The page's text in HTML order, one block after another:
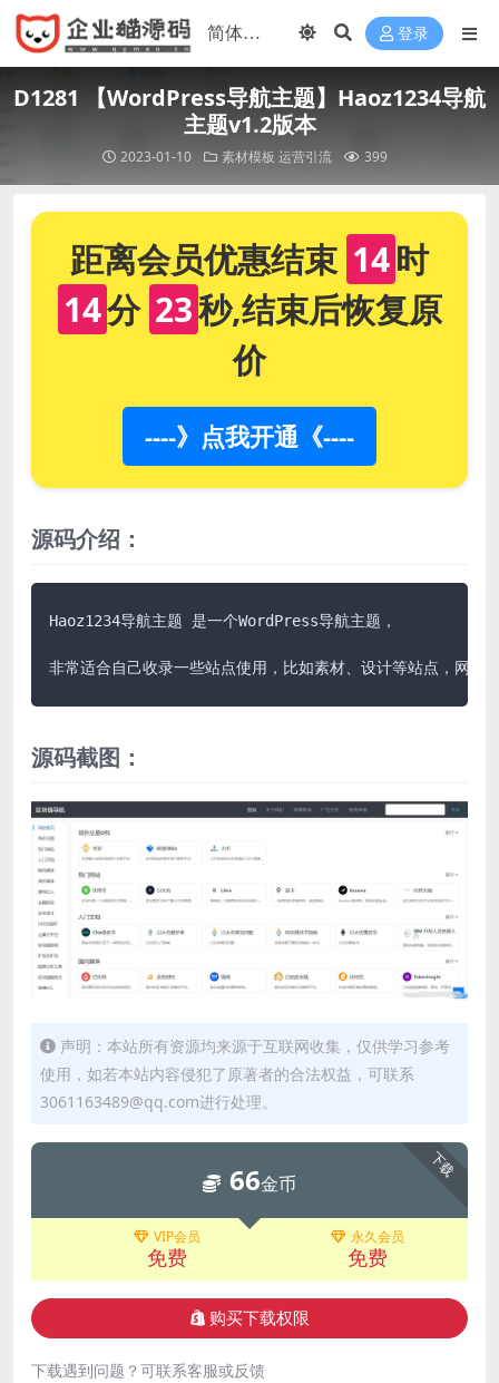
登录
D1281 【WordPress导航主题】Haoz1234导航
主题v1.2版本
2023-01-10 素材模板 运营引流 399
距离会员优惠结束 14时
14分 23秒,结束后恢复原
价
----》点我开通《----
源码介绍：
Haoz1234导航主题 是一个WordPress导航主题，
非常适合自己收录一些站点使用，比如素材、设计等站点，网址
源码截图：
声明：本站所有资源均来源于互联网收集，仅供学习参考
使用，如若本站内容侵犯了原著者的合法权益，可联系
3061163489@qq.com进行处理。
下载
66金币
VIP会员
免费
永久会员
免费
购买下载权限
下载遇到问题？可联系客服或反馈